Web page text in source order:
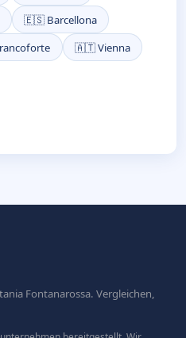
🇪🇸 Barcellona
🇦🇹 Vienna
Fontanarossa. Vergleichen,